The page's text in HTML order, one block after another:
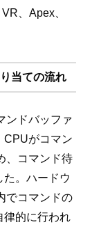
、Apex、
当ての流れ
ンドバッファ
CPUがコマン
、コマンド待
た。ハードウ
でコマンドの
律的に行われ